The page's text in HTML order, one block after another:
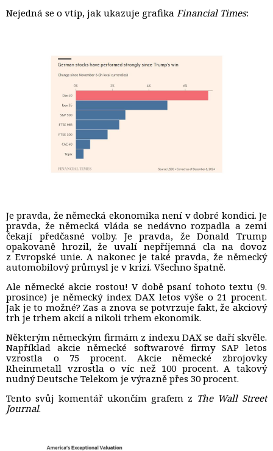
Nejedná se o vtip, jak ukazuje grafika Financial Times:
Je pravda, že německá ekonomika není v dobré kondici. Je
pravda, že německá vláda se nedávno rozpadla a zemi
čekají předčasné volby. Je pravda, že Donald Trump
opakovaně hrozil, že uvalí nepříjemná cla na dovoz
z Evropské unie. A nakonec je také pravda, že německý
automobilový průmysl je v krizi. Všechno špatně.
Ale německé akcie rostou! V době psaní tohoto textu (9.
prosince) je německý index DAX letos výše o 21 procent.
Jak je to možné? Zas a znova se potvrzuje fakt, že akciový
trh je trhem akcií a nikoli trhem ekonomik.
Některým německým firmám z indexu DAX se daří skvěle.
Například akcie německé softwarové firmy SAP letos
vzrostla o 75 procent. Akcie německé zbrojovky
Rheinmetall vzrostla o víc než 100 procent. A takový
nudný Deutsche Telekom je výrazně přes 30 procent.
Tento svůj komentář ukončím grafem z The Wall Street
Journal.